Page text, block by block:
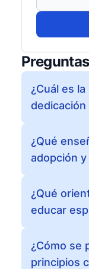
¿Cuál es
¿Qué
adopción
¿Qué
educar
¿Cómo se
principios